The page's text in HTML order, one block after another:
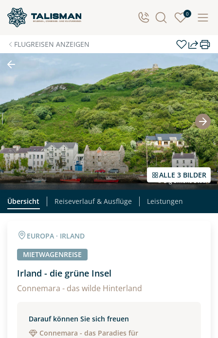
0
FLUGREISEN ANZEIGEN
ALLE 3 BILDER
© Big Smoke Studio
Übersicht Reiseverlauf & Ausflüge Leistungen
EUROPA · IRLAND
MIETWAGENREISE
Irland - die grüne Insel
Connemara - das wilde Hinterland
Darauf können Sie sich freuen
Connemara - das Paradies für
Individuelle Anfrage
Herzlichen Dank für Ihre Kontaktaufnahme! Ihr Urlaub
- so individuell wie Sie. Teilen Sie uns Ihre
Wunschtermine für die Reise mit. Wir prüfen die
Verfügbarkeit und kontaktieren Sie, um alles Weitere
zu besprechen. Gemeinsam gestalten wir Ihre
Traumreise.
Persönliche Daten
Vorname Nachname
E-Mail* Telefon
Alter
Unterkunft